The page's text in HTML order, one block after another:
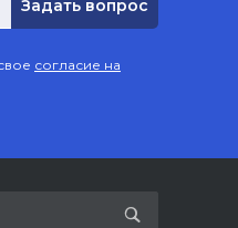
согласие на